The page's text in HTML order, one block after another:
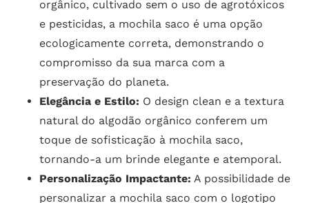
orgânico, cultivado sem o uso de agrotóxicos
e pesticidas, a mochila saco é uma opção
ecologicamente correta, demonstrando o
compromisso da sua marca com a
preservação do planeta.
Elegância e Estilo: O design clean e a textura
natural do algodão orgânico conferem um
toque de sofisticação à mochila saco,
tornando-a um brinde elegante e atemporal.
Personalização Impactante: A possibilidade de
personalizar a mochila saco com o logotipo